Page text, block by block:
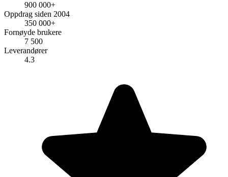
900 000+
Oppdrag siden 2004
350 000+
Fornøyde brukere
7 500
Leverandører
4.3